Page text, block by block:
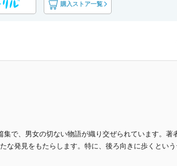
購入ストア一覧
集で、男女の切ない物語が織り交ぜられています。著
な発見をもたらします。特に、後ろ向きに歩くという